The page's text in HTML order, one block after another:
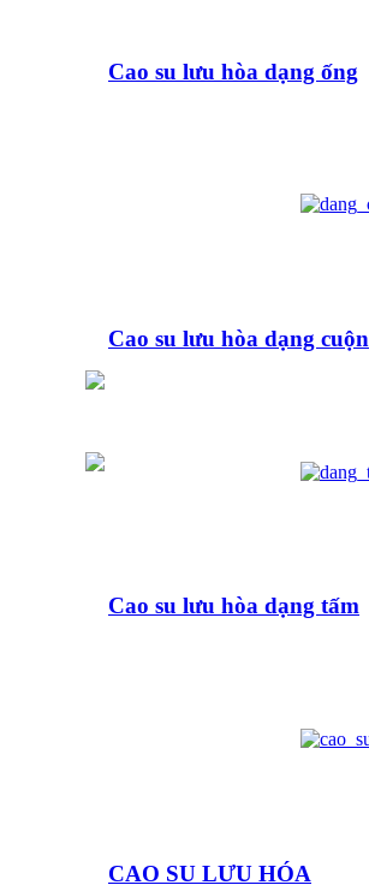
Cao su lưu hòa dạng ống
Cao su lưu hòa dạng cuộn
Cao su lưu hòa dạng tấm
CAO SU LƯU HÓA